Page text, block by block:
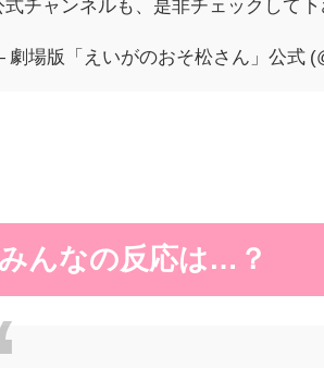
式チャンネルも、是非チェックして下
場版「えいがのおそ松さん」公式
みんなの反応は…？